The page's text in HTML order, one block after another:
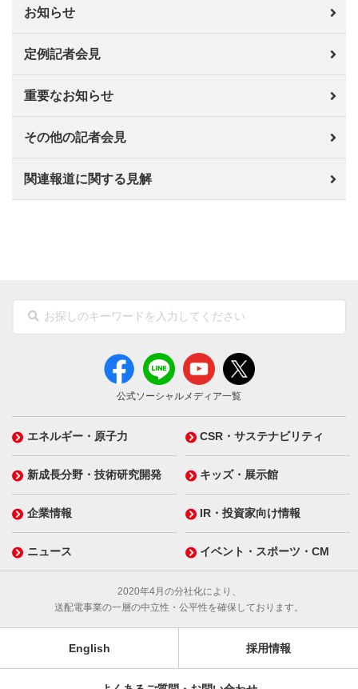
お知らせ
定例記者会見
重要なお知らせ
その他の記者会見
関連報道に関する見解
公式ソーシャルメディア一覧
エネルギー・原子力 CSR・サステナビリティ
新成長分野・技術研究開発 キッズ・展示館
企業情報 IR・投資家向け情報
ニュース イベント・スポーツ・CM
2020年4月の分社化により、
送配電事業の一層の中立性・公平性を確保しております。
English 採用情報